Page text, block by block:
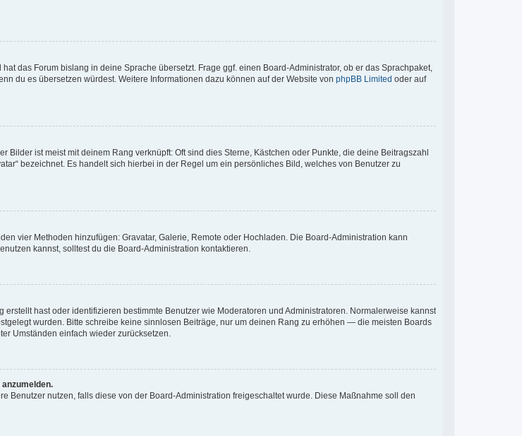
das Forum bislang in deine Sprache übersetzt. Frage ggf. einen Board-Administrator, ob er das Sprachpaket,
du es übersetzen würdest. Weitere Informationen dazu können auf der Website von phpBB Limited oder auf
ist meist mit deinem Rang verknüpft: Oft sind dies Sterne, Kästchen oder Punkte, die deine Beitragszahl
bezeichnet. Es handelt sich hierbei in der Regel um ein persönliches Bild, welches von Benutzer zu
vier Methoden hinzufügen: Gravatar, Galerie, Remote oder Hochladen. Die Board-Administration kann
kannst, solltest du die Board-Administration kontaktieren.
hast oder identifizieren bestimmte Benutzer wie Moderatoren und Administratoren. Normalerweise kannst
wurden. Bitte schreibe keine sinnlosen Beiträge, nur um deinen Rang zu erhöhen — die meisten Boards
Umständen einfach wieder zurücksetzen.
Benutzer nutzen, falls diese von der Board-Administration freigeschaltet wurde. Diese Maßnahme soll den